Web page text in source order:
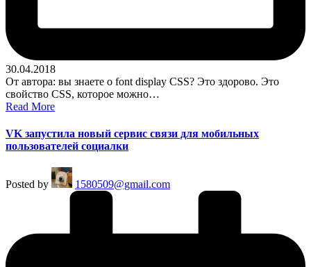
30.04.2018
От автора: вы знаете о font display CSS? Это здорово. Это
свойство CSS, которое можно…
Read More
VK запустила новый сервис связи для мобильных
пользователей социалки
Posted by 1580509@gmail.com